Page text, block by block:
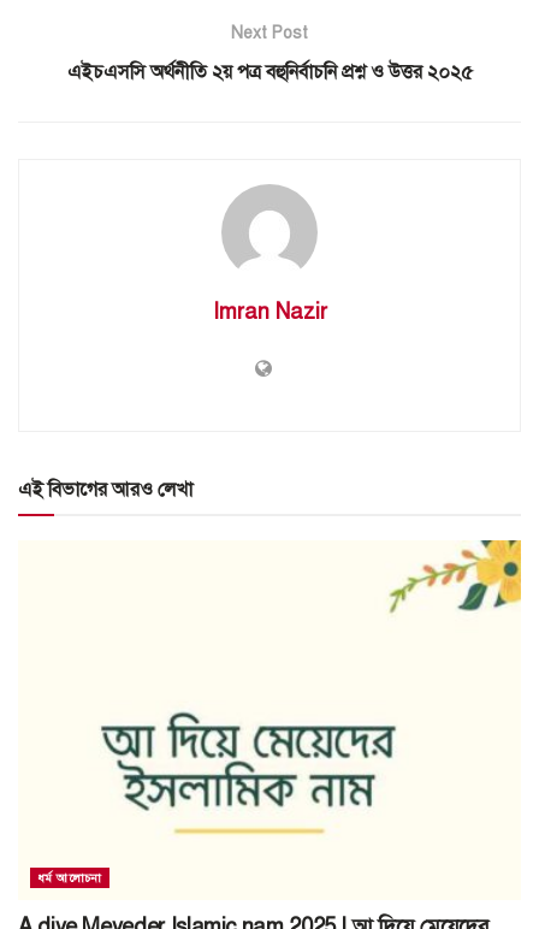
Next Post
এইচএসসি অর্থনীতি ২য় পত্র বহুনির্বাচনি প্রশ্ন ও উত্তর ২০২৫
Imran Nazir
এই বিভাগের আরও লেখা
ধর্ম আলোচনা